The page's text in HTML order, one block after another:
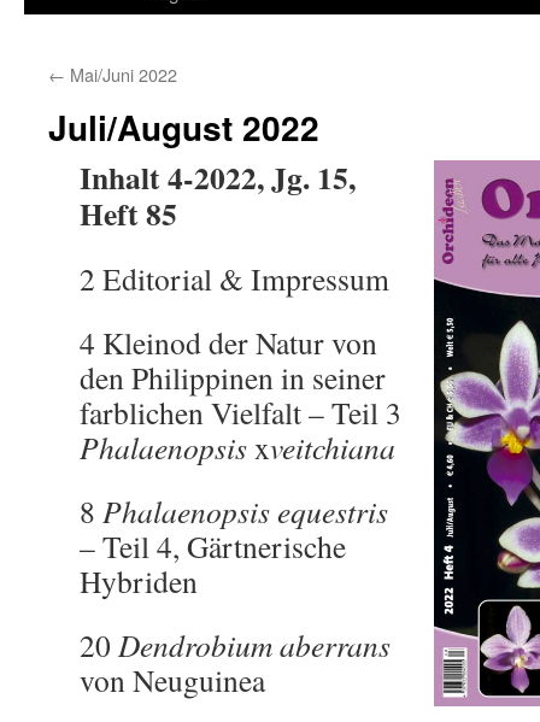
← Mai/Juni 2022
Juli/August 2022
Inhalt 4-2022, Jg. 15,
Heft 85
2 Editorial & Impressum
4 Kleinod der Natur von
den Philippinen in seiner
farblichen Vielfalt – Teil 3
Phalaenopsisxveitchiana
8 Phalaenopsis equestris
– Teil 4, Gärtnerische
Hybriden
20Dendrobium aberrans
von Neuguinea